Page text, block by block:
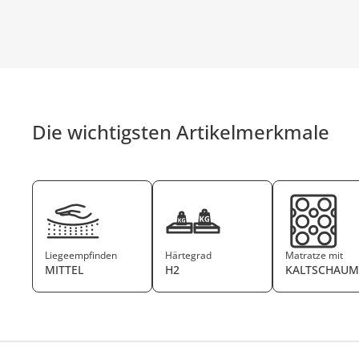
Die wichtigsten Artikelmerkmale
Liegeempfinden
MITTEL
Härtegrad
H2
Matratze mit